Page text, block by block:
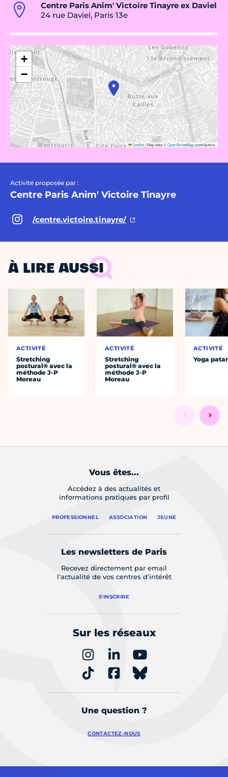
Centre Paris Anim' Victoire Tinayre ex Daviel
24 rue Daviel, Paris 13e
+
−
Leaflet|Map data ©OpenStreetMapcontributors
Activité proposée par :
Centre Paris Anim' Victoire Tinayre
/centre.victoire.tinayre/
À LIRE AUSSI
ACTIVITÉ
Stretching
postural® avec la
méthode J-P
Moreau
ACTIVITÉ
Stretching
postural® avec la
méthode J-P
Moreau
ACTIVITÉ
Yoga
Vous êtes...
Accédez à des actualités et
informations pratiques par profil
PROFESSIONNEL ASSOCIATION JEUNE
Les newsletters de Paris
Recevez directement par email
l'actualité de vos centres d'intérêt
S'INSCRIRE
Sur les réseaux
Une question ?
CONTACTEZ-NOUS